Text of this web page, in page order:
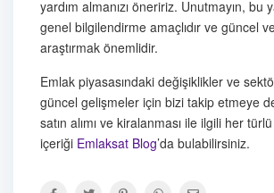
yardım almanızı öneririz. Unutmayın, bu
genel bilgilendirme amaçlıdır ve güncel
araştırmak önemlidir.
Emlak piyasasındaki değişiklikler ve
güncel gelişmeler için bizi takip etmeye
satın alımı ve kiralanması ile ilgili her türlü
içeriği Emlaksat Blog’da bulabilirsiniz.